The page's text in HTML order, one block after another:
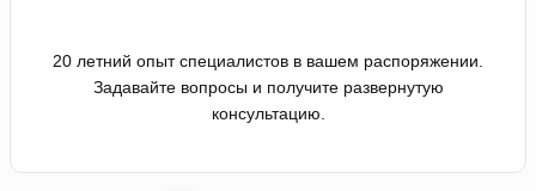
20 летний опыт специалистов в вашем распоряжении.
Задавайте вопросы и получите развернутую
консультацию.